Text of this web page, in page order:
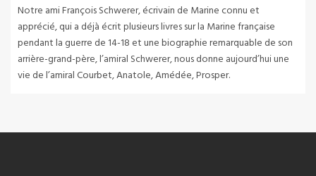
Notre ami François Schwerer, écrivain de Marine connu et
apprécié, qui a déjà écrit plusieurs livres sur la Marine française
pendant la guerre de 14-18 et une biographie remarquable de son
arrière-grand-père, l’amiral Schwerer, nous donne aujourd’hui une
vie de l’amiral Courbet, Anatole, Amédée, Prosper.